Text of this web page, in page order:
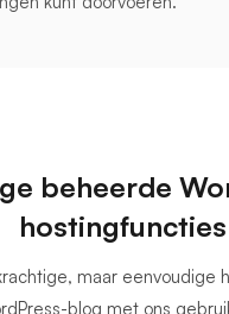
beheerde
hostingfuncties
maar eenvoudige
blog met ons